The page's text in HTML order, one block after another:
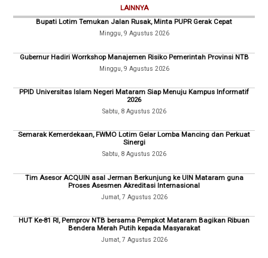
LAINNYA
Bupati Lotim Temukan Jalan Rusak, Minta PUPR Gerak Cepat
Minggu, 9 Agustus 2026
Gubernur Hadiri Worrkshop Manajemen Risiko Pemerintah Provinsi NTB
Minggu, 9 Agustus 2026
PPID Universitas Islam Negeri Mataram Siap Menuju Kampus Informatif
2026
Sabtu, 8 Agustus 2026
Semarak Kemerdekaan, FWMO Lotim Gelar Lomba Mancing dan Perkuat
Sinergi
Sabtu, 8 Agustus 2026
Tim Asesor ACQUIN asal Jerman Berkunjung ke UIN Mataram guna
Proses Asesmen Akreditasi Internasional
Jumat, 7 Agustus 2026
HUT Ke-81 RI, Pemprov NTB bersama Pempkot Mataram Bagikan Ribuan
Bendera Merah Putih kepada Masyarakat
Jumat, 7 Agustus 2026